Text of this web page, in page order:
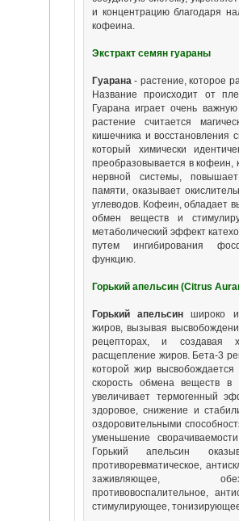
и концентрацию благодаря
кофеина.
Экстракт семян гуараны
Гуарана - растение, которое
Название происходит от
Гуарана играет очень
растение считается
кишечника и восстановления
который химически
преобразовывается в кофеин,
нервной системы,
памяти, оказывает
углеводов. Кофеин, обладает
обмен веществ и
метаболический эффект
путем ингибирования
функцию.
Горький апельсин (Citrus
Горький апельсин широко
жиров, вызывая
рецепторах, и создавая
расщепление жиров. Бета-3
которой жир
скорость обмена веществ в
увеличивает термогенный
здоровое, снижение и
оздоровительными
уменьшение
Горький апельсин
противоревматическое,
заживляющее,
противовоспалительное,
стимулирующее,